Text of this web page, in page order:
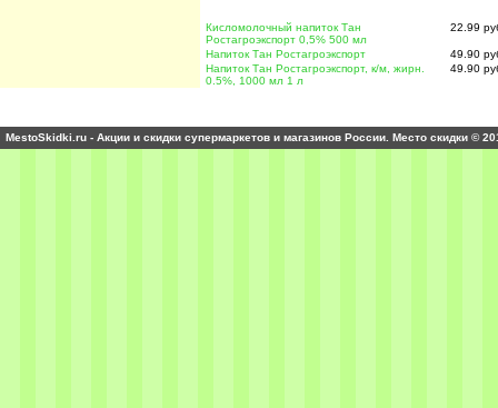
Кисломолочный напиток Тан
Ростагроэкспорт 0,5% 500 мл
22.99
Напиток Тан Ростагроэкспорт
49.90
Напиток Тан Ростагроэкспорт, к/м, жирн.
0.5%, 1000 мл 1 л
49.90
MestoSkidki.ru - Акции и скидки супермаркетов и магазинов России. Место скидки ©